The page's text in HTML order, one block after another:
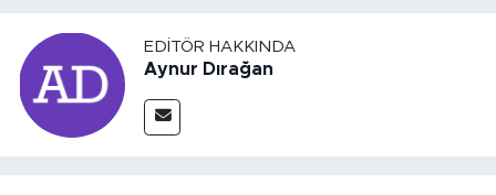
EDITÖR HAKKINDA
Aynur Dırağan